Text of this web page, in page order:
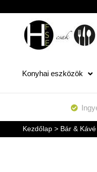
Konyhai eszközök
Kezdőlap> Bár & Kávé